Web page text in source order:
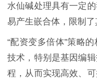
水仙碱处理具有一定
易产生嵌合体，限制了
“配资变多倍体”策略
技术，特别是基因编
程，从而实现高效、